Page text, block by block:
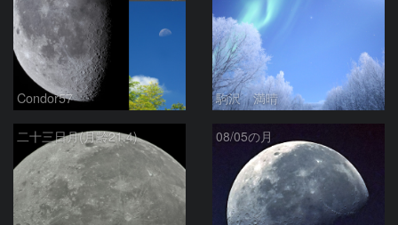
Condor57 駒沢 満晴
二十三日月(月齢21.4) 08/05の月